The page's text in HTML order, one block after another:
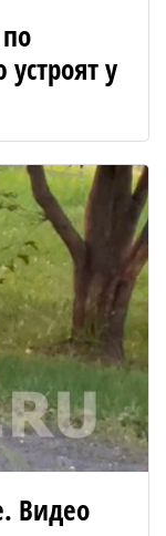
у
Видео